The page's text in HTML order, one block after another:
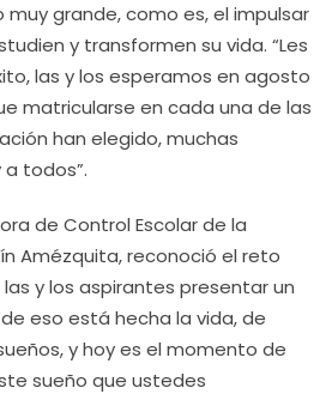
grande, como es, el impulsar
y transformen su vida. “Les
las y los esperamos en agosto
matricularse en cada una de las
han elegido, muchas
todos”.
de Control Escolar de la
Amézquita, reconoció el reto
y los aspirantes presentar un
eso está hecha la vida, de
y hoy es el momento de
sueño que ustedes